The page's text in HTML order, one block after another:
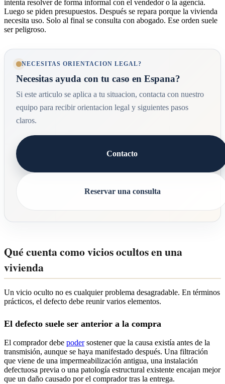
intenta resolver de forma informal con el vendedor o la agencia.
Luego se piden presupuestos. Después se repara porque la vivienda
necesita uso. Solo al final se consulta con abogado. Ese orden suele
ser peligroso.
NECESITAS ORIENTACION LEGAL?
Necesitas ayuda con tu caso en Espana?
Si este articulo se aplica a tu situacion, contacta con nuestro
equipo para recibir orientacion legal y siguientes pasos
claros.
Contacto
Reservar una consulta
Qué cuenta como vicios ocultos en una
vivienda
Un vicio oculto no es cualquier problema desagradable. En términos
prácticos, el defecto debe reunir varios elementos.
El defecto suele ser anterior a la compra
El comprador debe podersostener que la causa existía antes de la
transmisión, aunque se haya manifestado después. Una filtración
que viene de una impermeabilización antigua, una instalación
defectuosa previa o una patología estructural existente encajan mejor
que un daño causado por el comprador tras la entrega.